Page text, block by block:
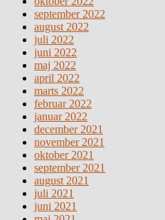
september 2022
august 2022
juli 2022
juni 2022
maj 2022
april 2022
marts 2022
februar 2022
januar 2022
december 2021
november 2021
oktober 2021
september 2021
august 2021
juli 2021
juni 2021